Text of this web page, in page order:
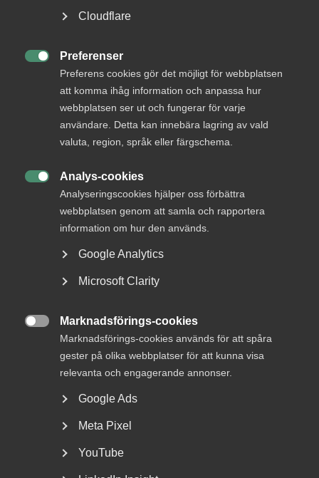
Cloudflare
Preferenser
Preferens cookies gör det möjligt för webbplatsen
att komma ihåg information och anpassa hur
webbplatsen ser ut och fungerar för varje
användare. Detta kan innebära lagring av vald
valuta, region, språk eller färgschema.
Analys-cookies
Analyseringscookies hjälper oss förbättra
webbplatsen genom att samla och rapportera
information om hur den används.
Google Analytics
Microsoft Clarity
Marknadsförings-cookies
Marknadsförings-cookies används för att spåra
gester på olika webbplatser för att kunna visa
relevanta och engagerande annonser.
Google Ads
Meta Pixel
YouTube
Cookie-inställningar
24 juli
Förändringar i avtalen med Sveriges
läkar­förbund
Johan Pehrsons nya arbetsmarknadspolitiska råd
ska samla Sveriges främsta experter inom
arbetsmarknadspolitiken – från myndigheter och
arbetsmarknadens parter är exkluderade. Det är vi
som är arbetsmarknaden”, säger Almegas vd, Ann
Arbetsmarknads- och integrationsminister Johan Pehrson
(L) har tillsatt ett nytt arbetsmarknadspolitiskt råd. Syfte
är att utbyta kunskap och idéer kring utmaningarna på den
svenska arbetsmarknaden.
– Initiativet är välkommet. Svensk arbetsmarknad har
för att lösa. Dessvärre lämnar rådets sammansättning